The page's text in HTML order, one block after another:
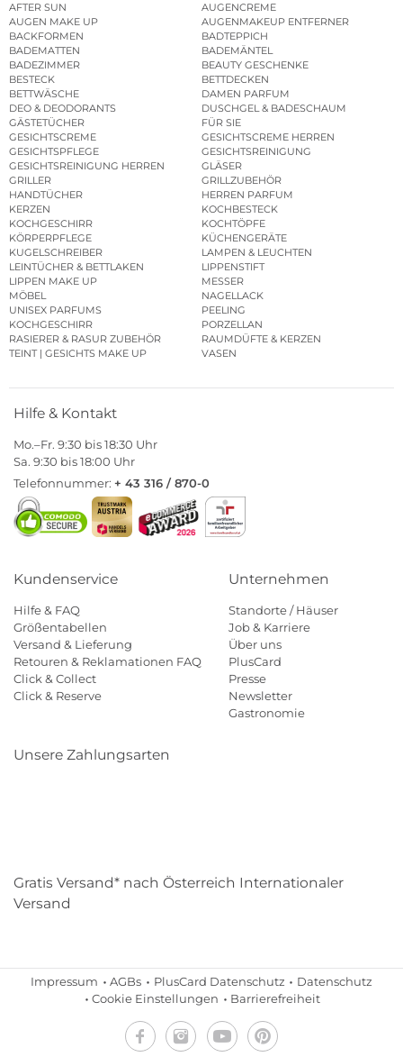
AFTER SUN
AUGENCREME
AUGEN MAKE UP
AUGENMAKEUP ENTFERNER
BACKFORMEN
BADTEPPICH
BADEMATTEN
BADEMÄNTEL
BADEZIMMER
BEAUTY GESCHENKE
BESTECK
BETTDECKEN
BETTWÄSCHE
DAMEN PARFUM
DEO & DEODORANTS
DUSCHGEL & BADESCHAUM
GÄSTETÜCHER
FÜR SIE
GESICHTSCREME
GESICHTSCREME HERREN
GESICHTSPFLEGE
GESICHTSREINIGUNG
GESICHTSREINIGUNG HERREN
GLÄSER
GRILLER
GRILLZUBEHÖR
HANDTÜCHER
HERREN PARFUM
KERZEN
KOCHBESTECK
KOCHGESCHIRR
KOCHTÖPFE
KÖRPERPFLEGE
KÜCHENGERÄTE
KUGELSCHREIBER
LAMPEN & LEUCHTEN
LEINTÜCHER & BETTLAKEN
LIPPENSTIFT
LIPPEN MAKE UP
MESSER
MÖBEL
NAGELLACK
UNISEX PARFUMS
PEELING
KOCHGESCHIRR
PORZELLAN
RASIERER & RASUR ZUBEHÖR
RAUMDÜFTE & KERZEN
TEINT | GESICHTS MAKE UP
VASEN
Hilfe & Kontakt
Mo.–Fr. 9:30 bis 18:30 Uhr
Sa. 9:30 bis 18:00 Uhr
Telefonnummer: + 43 316 / 870-0
Kundenservice
Hilfe & FAQ
Größentabellen
Versand & Lieferung
Retouren & Reklamationen FAQ
Click & Collect
Click & Reserve
Unternehmen
Standorte / Häuser
Job & Karriere
Über uns
PlusCard
Presse
Newsletter
Gastronomie
Unsere Zahlungsarten
Gratis Versand* nach Österreich Internationaler
Versand
Impressum AGBs PlusCard Datenschutz
Datenschutz
Cookie Einstellungen
Barrierefreiheit